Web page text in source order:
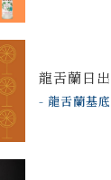
龍舌蘭日
Sunrise)
龍舌蘭基底